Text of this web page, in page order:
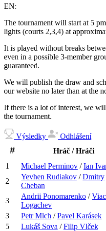
EN:
The tournament will start at 5
lights (courts 2,3,4) at
It is played without breaks
even in a possible 3-member
guaranteed.
We will publish the draw and
our website no later than at the
If there is a lot of interest, we
the tournament.
Výsledky
Odhlášení
Hráč / Hráči
1
Michael Perminov /Ian
2
Yevhen Rudiakov /Dmitry
Cheban
3
Andrii Ponomarenko /
Logachev
3
Petr Mlch /Pavel Karásek
5
Lukáš Sova /Filip Vlček